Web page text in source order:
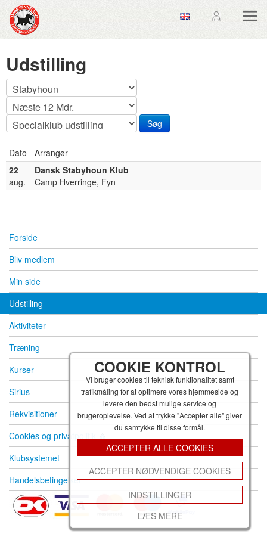
Udstilling
Dato
Arrangør
22
aug.
Dansk Stabyhoun Klub
Camp Hverringe, Fyn
COOKIE KONTROL
Vi bruger cookies til teknisk funktionalitet samt
trafikmåling for at optimere vores hjemmeside og
levere den bedst mulige service og
brugeroplevelse. Ved at trykke "Accepter alle" giver
du samtykke til disse formål.
ACCEPTER ALLE COOKIES
ACCEPTER NØDVENDIGE COOKIES
INDSTILLINGER
LÆS MERE
Forside
Bliv medlem
Min side
Udstilling
Aktiviteter
Træning
Kurser
Sirius
Rekvisitioner
Cookies og privatpolitik
Klubsystemet
Handelsbetingelser